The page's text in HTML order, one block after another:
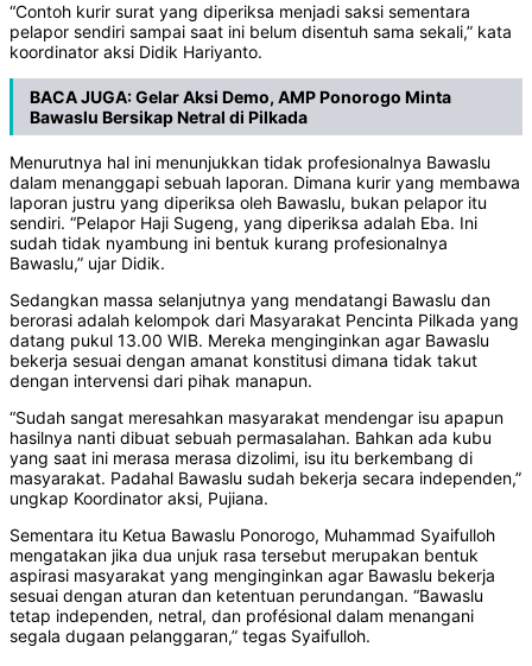
“Contoh kurir surat yang diperiksa menjadi saksi sementara
pelapor sendiri sampai saat ini belum disentuh sama sekali,” kata
koordinator aksi Didik Hariyanto.
BACA JUGA:Gelar Aksi Demo, AMP Ponorogo Minta
Bawaslu Bersikap Netral di Pilkada
Menurutnya hal ini menunjukkan tidak profesionalnya Bawaslu
dalam menanggapi sebuah laporan. Dimana kurir yang membawa
laporan justru yang diperiksa oleh Bawaslu, bukan pelapor itu
sendiri. “Pelapor Haji Sugeng, yang diperiksa adalah Eba. Ini
sudah tidak nyambung ini bentuk kurang profesionalnya
Bawaslu,” ujar Didik.
Sedangkan massa selanjutnya yang mendatangi Bawaslu dan
berorasi adalah kelompok dari Masyarakat Pencinta Pilkada yang
datang pukul 13.00 WIB. Mereka menginginkan agar Bawaslu
bekerja sesuai dengan amanat konstitusi dimana tidak takut
dengan intervensi dari pihak manapun.
“Sudah sangat meresahkan masyarakat mendengar isu apapun
hasilnya nanti dibuat sebuah permasalahan. Bahkan ada kubu
yang saat ini merasa merasa dizolimi, isu itu berkembang di
masyarakat. Padahal Bawaslu sudah bekerja secara independen,”
ungkap Koordinator aksi, Pujiana.
Sementara itu Ketua Bawaslu Ponorogo, Muhammad Syaifulloh
mengatakan jika dua unjuk rasa tersebut merupakan bentuk
aspirasi masyarakat yang menginginkan agar Bawaslu bekerja
sesuai dengan aturan dan ketentuan perundangan. “Bawaslu
tetap independen, netral, dan profésional dalam menangani
segala dugaan pelanggaran,” tegas Syaifulloh.